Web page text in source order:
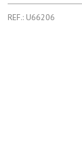
REF.: U66206